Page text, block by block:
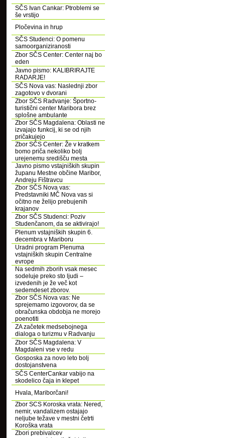
SČS Ivan Cankar: Ptroblemi se
še vrstijo
Pločevina in hrup
SČS Studenci: O pomenu
samoorganiziranosti
Zbor SČS Center: Center naj bo
eden
Javno pismo: KALIBRIRAJTE
RADARJE!
SČS Nova vas: Naslednji zbor
zagotovo v dvorani
Zbor SČS Radvanje: Športno-
turistični center Maribora brez
splošne ambulante
Zbor SČS Magdalena: Oblasti ne
izvajajo funkcij, ki se od njih
pričakujejo
Zbor SČS Center: Že v kratkem
bomo priča nekoliko bolj
urejenemu središču mesta
Javno pismo vstajniških skupin
županu Mestne občine Maribor,
Andreju Fištravcu
Zbor SČS Nova vas:
Predstavniki MČ Nova vas si
očitno ne želijo prebujenih
krajanov
Zbor SČS Studenci: Poziv
Studenčanom, da se aktivirajo!
Plenum vstajniških skupin 6.
decembra v Mariboru
Uradni program Plenuma
vstajniških skupin Centralne
evrope
Na sedmih zborih vsak mesec
sodeluje preko sto ljudi –
izvedenih je že več kot
sedemdeset zborov.
Zbor SČS Nova vas: Ne
sprejemamo izgovorov, da se
obračunska obdobja ne morejo
poenotiti
ZA začetek medsebojnega
dialoga o turizmu v Radvanju
Zbor SČS Magdalena: V
Magdaleni vse v redu
Gosposka za novo leto bolj
dostojanstvena
SČS CenterCankar vabijo na
skodelico čaja in klepet
Hvala, Mariborčani!
Zbor SCS Koroska vrata: Nered,
nemir, vandalizem ostajajo
neljube težave v mestni četrti
Koroška vrata
Zbori prebivalcev